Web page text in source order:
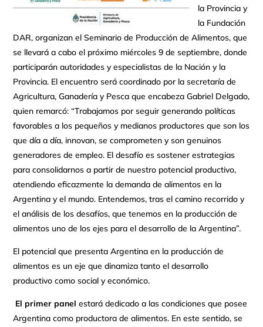
la Provincia y
la Fundación
DAR, organizan el Seminario de Producción de Alimentos, que
se llevará a cabo el próximo miércoles 9 de septiembre, donde
participarán autoridades y especialistas de la Nación y la
Provincia. El encuentro será coordinado por la secretaría de
Agricultura, Ganadería y Pesca que encabeza Gabriel Delgado,
quien remarcó: “Trabajamos por seguir generando políticas
favorables a los pequeños y medianos productores que son los
que día a día, innovan, se comprometen y son genuinos
generadores de empleo. El desafío es sostener estrategias
para consolidarnos a partir de nuestro potencial productivo,
atendiendo eficazmente la demanda de alimentos en la
Argentina y el mundo. Entendemos, tras el camino recorrido y
el análisis de los desafíos, que tenemos en la producción de
alimentos uno de los ejes para el desarrollo de la Argentina”.
El potencial que presenta Argentina en la producción de
alimentos es un eje que dinamiza tanto el desarrollo
productivo como social y económico.
El primer panel estará dedicado a las condiciones que posee
Argentina como productora de alimentos. En este sentido, se